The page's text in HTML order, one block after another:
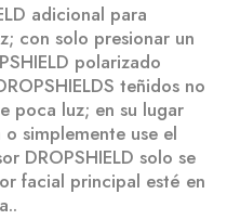
adicional para
con solo presionar un
polarizado
teñidos no
poca luz; en su lugar
simplemente use el
DROPSHIELD solo se
facial principal esté en